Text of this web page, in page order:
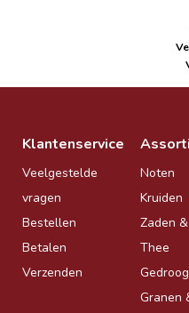
Klantenservice
Veelgestelde
vragen
Bestellen
Betalen
Verzenden
Noten
Kruiden
Zaden
Thee
Granen